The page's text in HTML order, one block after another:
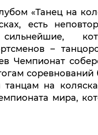
«Танец на
есть
–
Чемпионат
соревнований
на
мира,